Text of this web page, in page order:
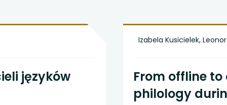
w nowej karcie
w nowej karcie
języków
Izabela Kusicielek,
From offline to
philology